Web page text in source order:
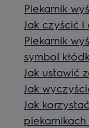
Piekarnik
Jak czyścić
Piekarnik
symbol
Jak ustawić
Jak
Jak
piekarnikach